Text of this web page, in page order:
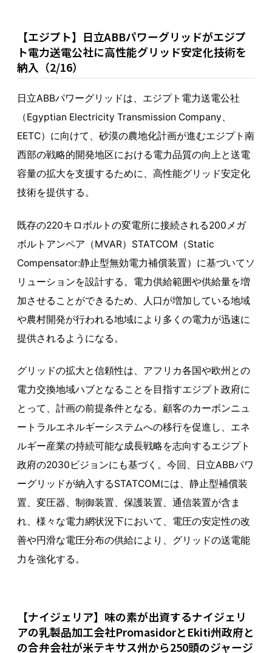
【エジプト】日立ABBパワーグリッドがエジプ
ト電力送電公社に高性能グリッド安定化技術を
納入（2/16）
日立ABBパワーグリッドは、エジプト電力送電公社
（Egyptian Electricity Transmission Company、
EETC）に向けて、砂漠の農地化計画が進むエジプト南
西部の戦略的開発地区における電力品質の向上と送電
容量の拡大を支援するために、高性能グリッド安定化
技術を提供する。
既存の220キロボルトの変電所に接続される200メガ
ボルトアンペア（MVAR）STATCOM（Static
Compensator:静止型無効電力補償装置）に基づいてソ
リューションを設計する。電力供給範囲や供給量を増
加させることができるため、人口が増加している地域
や農村開発が行われる地域により多くの電力が迅速に
提供されるようになる。
グリッドの拡大と信頼性は、アフリカ各国や欧州との
電力交換地域ハブとなることを目指すエジプト政府に
とって、計画の前提条件となる。顧客のカーボンニュ
ートラルエネルギーシステムへの移行を促進し、エネ
ルギー産業の持続可能な成長戦略を志向するエジプト
政府の2030ビジョンにも基づく。今回、日立ABBパワ
ーグリッドが納入するSTATCOMには、静止型補償装
置、変圧器、制御装置、保護装置、通信装置が含ま
れ、様々な電力網状況下において、電圧の安定性の改
善や円滑な電圧分布の供給により、グリッドの送電能
力を強化する。
【ナイジェリア】味の素が出資するナイジェリ
アの乳製品加工会社PromasidorとEkiti州政府と
の合弁会社が米テキサス州から250頭のジャージ